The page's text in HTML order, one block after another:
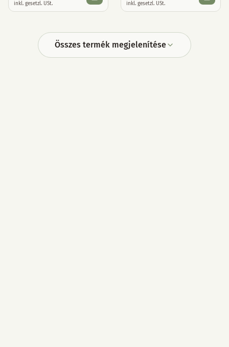
inkl. gesetzl. USt. inkl. gesetzl. USt.
Összes termék megjelenítése